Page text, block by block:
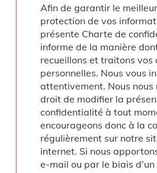
Afin de garantir le
protection de vos
présente Charte de
informe de la manière
recueillons et traitons vos
personnelles. Nous vous
attentivement. Nous nous
droit de modifier la
confidentialité à tout
encourageons donc à la
régulièrement sur notre
internet. Si nous
e-mail ou par le biais